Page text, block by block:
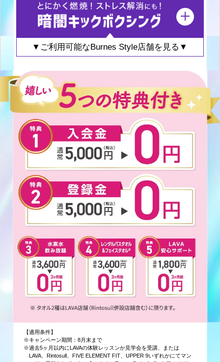
▼ご利用可能なBurnes Style店舗を見る▼
【適用条件】
※キャンペーン期間：8月末まで
※過去5ヶ月以内にLAVAの体験レッスンか見学会を受講、または
LAVA、Rintosull、FIVE ELEMENT FIT、UPPER 9いずれかにてマン